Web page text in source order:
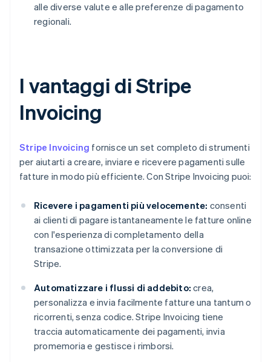
alle diverse valute e alle preferenze di pagamento
regionali.
I vantaggi di Stripe
Invoicing
Stripe Invoicing fornisce un set completo di strumenti
per aiutarti a creare, inviare e ricevere pagamenti sulle
fatture in modo più efficiente. Con Stripe Invoicing puoi:
Ricevere i pagamenti più velocemente: consenti
ai clienti di pagare istantaneamente le fatture online
con l'esperienza di completamento della
transazione ottimizzata per la conversione di
Stripe.
Automatizzare i flussi di addebito: crea,
personalizza e invia facilmente fatture una tantum o
ricorrenti, senza codice. Stripe Invoicing tiene
traccia automaticamente dei pagamenti, invia
promemoria e gestisce i rimborsi.